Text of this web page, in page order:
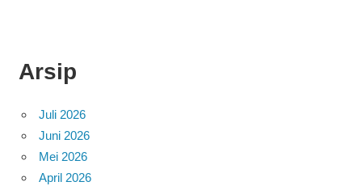
Arsip
Juli 2026
Juni 2026
Mei 2026
April 2026